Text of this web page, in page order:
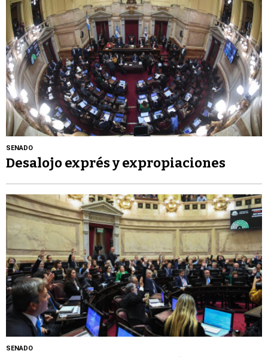
SENADO
Desalojo exprés y expropiaciones
SENADO